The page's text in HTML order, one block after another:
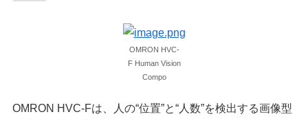
OMRON HVC-
F Human Vision
Compo
OMRON HVC-Fは、人の“位置”と“人数”を検出する画像型